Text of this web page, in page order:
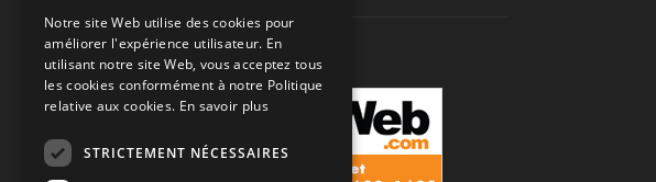
Notre site Web utilise des cookies pour
améliorer l'expérience utilisateur. En
utilisant notre site Web, vous acceptez tous
les cookies conformément à notre Politique
relative aux cookies. En savoir plus
STRICTEMENT NÉCESSAIRES